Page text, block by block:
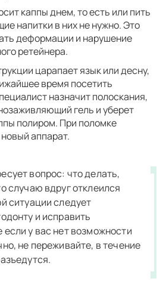
каппы днем, то есть или пить
напитки в них не нужно. Это
деформации и нарушение
ретейнера.
царапает язык или десну,
время посетить
назначит полоскания,
гель и уберет
полиром. При поломке
аппарат.
вопрос: что делать,
случаю вдруг отклеился
ситуации следует
и исправить
у вас нет возможности
не переживайте, в течение